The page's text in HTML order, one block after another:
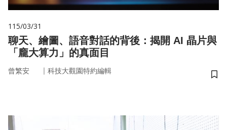
115/03/31
聊天、繪圖、語音對話的背後：揭開 AI 晶片與
「龐大算力」的真面目
曾繁安 ｜ 科技大觀園特約編輯
儲